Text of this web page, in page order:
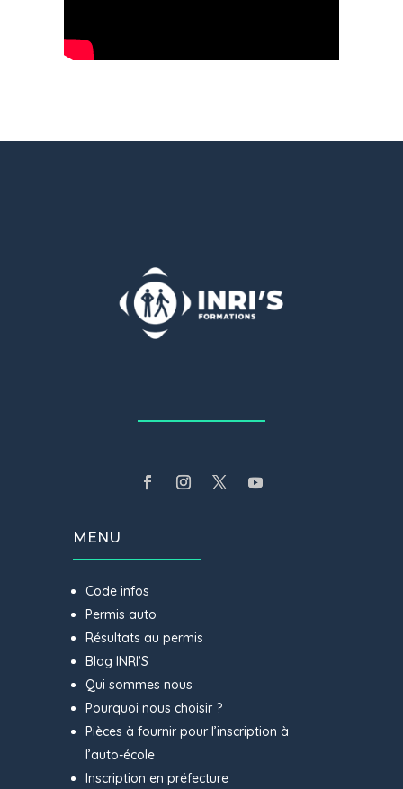
MENU
Code infos
Permis auto
Résultats au permis
Blog INRI’S
Qui sommes nous
Pourquoi nous choisir ?
Pièces à fournir pour l’inscription à
l’auto-école
Inscription en préfecture